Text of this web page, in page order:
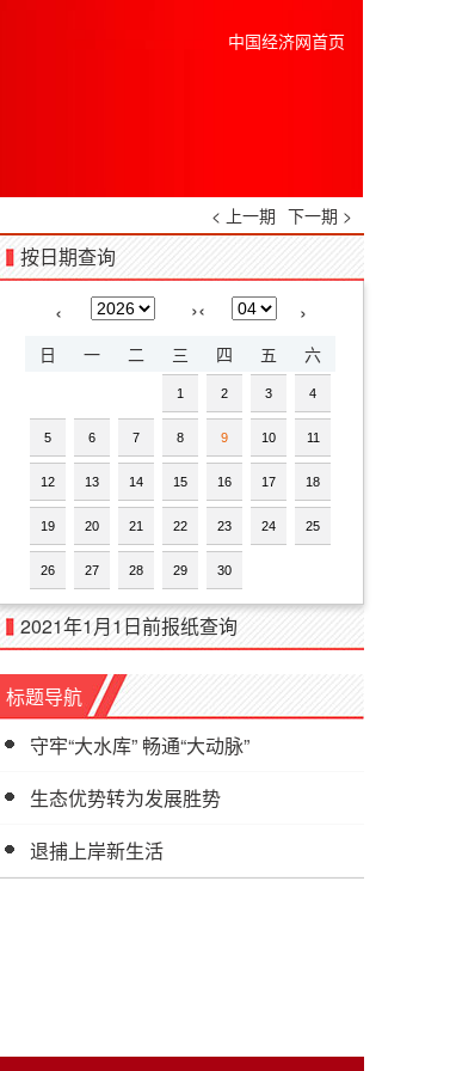
中国经济网首页
< 上一期 下一期 >
按日期查询
‹ ›‹ ›
日 一 二 三 四 五 六
1 2 3 4
5 6 7 8 9 10 11
12 13 14 15 16 17 18
19 20 21 22 23 24 25
26 27 28 29 30
2021年1月1日前报纸查询
标题导航
守牢“大水库” 畅通“大动脉”
生态优势转为发展胜势
退捕上岸新生活